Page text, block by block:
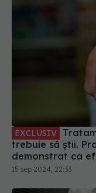
EXCLUSIV
trebuie să știi.
demonstrat ca
mult riscul de
15 sep 2024, 22:33